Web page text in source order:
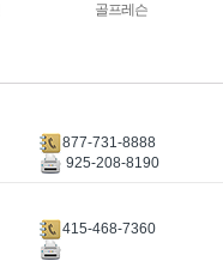
골프레슨
877-731-8888
925-208-8190
415-468-7360